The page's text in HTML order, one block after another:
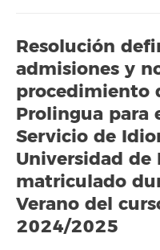
Resolución
admisiones y
procedimiento
Prolingua para
Servicio de
Universidad de
matriculado
Verano del
2024/2025